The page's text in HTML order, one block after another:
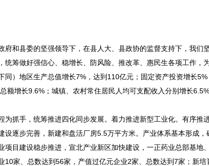
府和县委的坚强领导下，在县人大、县政协的监督支持下，我们
统筹做好强信心、稳增长、防风险、推改革、惠民生各项工作，
同）地区生产总值增长7%，达到110亿元；固定资产投资增长
额增长9.6%；城镇、农村常住居民人均可支配收入分别增长6.5%
为抓手，统筹推进四化同步发展。着力推进新型工业化。有序推
设逐步完善，新建和盘活厂房5.5万平方米。产业体系基本形成
项目建设稳步推进，宣北产业新区加快建设，一正药业总部基地
10家、总数达到56家，产值过亿元企业2家、总数达到7家；新